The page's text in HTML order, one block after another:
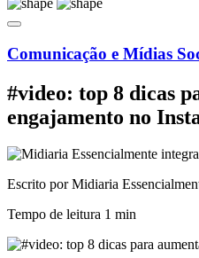
Comunicação e Mídias
#video: top 8 dicas
engajamento no
Escrito por Midiaria
Tempo de leitura 1 min